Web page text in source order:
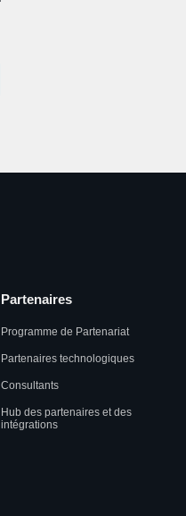
Partenaires
Programme de Partenariat
Partenaires technologiques
Consultants
Hub des partenaires et des
intégrations